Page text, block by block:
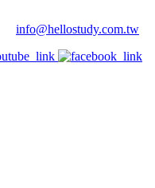
info@hellostudy.com.tw